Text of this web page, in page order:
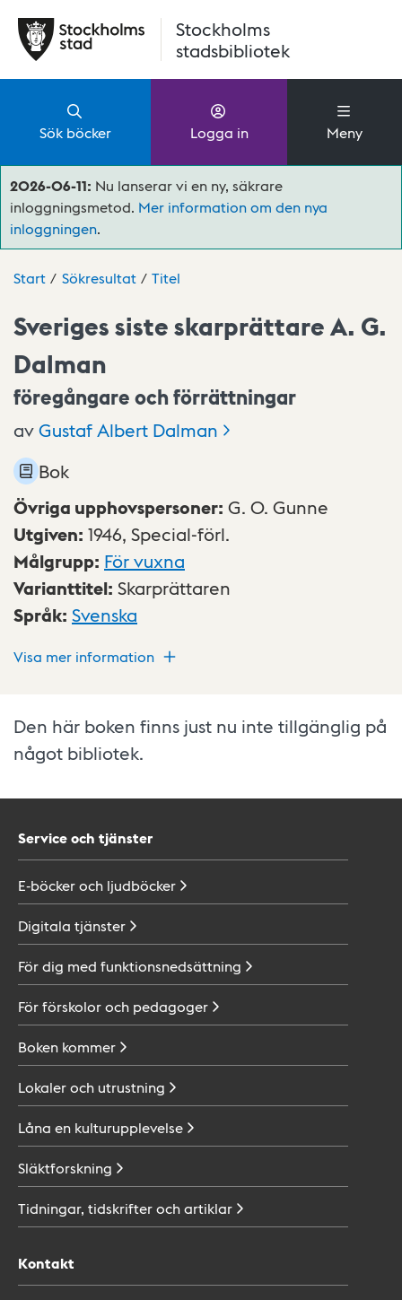
Stockholms
stadsbibliotek
Sök böcker Logga in Meny
2026-06-11: Nu lanserar vi en ny, säkrare
inloggningsmetod. Mer information om den nya
inloggningen.
Start Sökresultat Titel
Sveriges siste skarprättare A. G.
Dalman
föregångare och förrättningar
avGustaf Albert Dalman
Bok
Övriga upphovspersoner: G. O. Gunne
Utgiven: 1946, Special-förl.
Målgrupp: För vuxna
Varianttitel: Skarprättaren
Språk: Svenska
Visa mer information
Den här boken finns just nu inte tillgänglig på
något bibliotek.
Service och tjänster
E-böcker och ljudböcker
Digitala tjänster
För dig med funktionsnedsättning
För förskolor och pedagoger
Boken kommer
Lokaler och utrustning
Låna en kulturupplevelse
Släktforskning
Tidningar, tidskrifter ochartiklar
Kontakt